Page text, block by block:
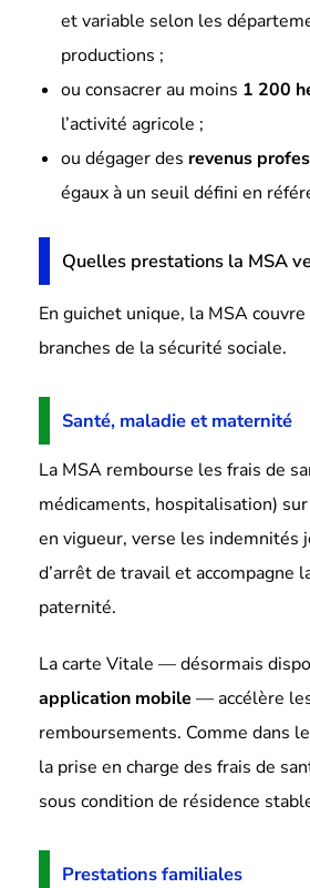
et variable selon les
productions ;
ou consacrer au moins 1 200
l’activité agricole ;
ou dégager des revenus
égaux à un seuil défini en
Quelles prestations la MSA
En guichet unique, la MSA
branches de la sécurité sociale.
Santé, maladie et maternité
La MSA rembourse les frais de
médicaments, hospitalisation)
en vigueur, verse les indemnités
d’arrêt de travail et accompagne
paternité.
La carte Vitale — désormais
application mobile — accélère
remboursements. Comme dans
la prise en charge des frais de
sous condition de résidence
Prestations familiales